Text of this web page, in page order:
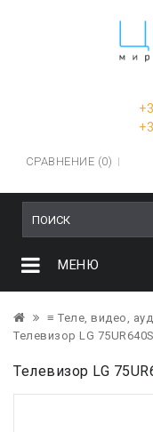
СРАВНЕНИЕ (0)
МЕНЮ
≡ Теле, видео,
Телевизор LG
Телевизор LG